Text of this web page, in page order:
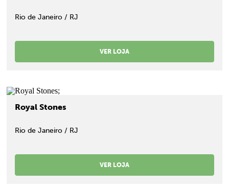
Rio de Janeiro / RJ
VER LOJA
;
Royal Stones
Rio de Janeiro / RJ
VER LOJA